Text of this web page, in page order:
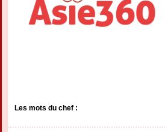
Les mots du chef :